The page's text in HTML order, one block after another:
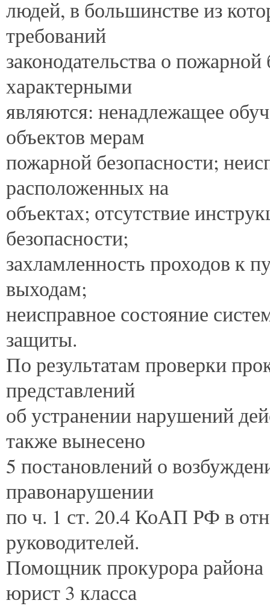
людей, в большинстве из
требований
законодательства о
характерными
являются: ненадлежащее
объектов мерам
пожарной безопасности;
расположенных на
объектах; отсутствие
безопасности;
захламленность проходов к
выходам;
неисправное состояние
защиты.
По результатам проверки
представлений
об устранении нарушений
также вынесено
5 постановлений о
правонарушении
по ч. 1 ст. 20.4 КоАП РФ в
руководителей.
Помощник прокурора района
юрист 3 класса